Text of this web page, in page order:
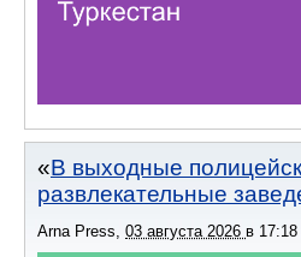
В выходные
развлекательные
Arna Press 03 августа 2026 в 17:18